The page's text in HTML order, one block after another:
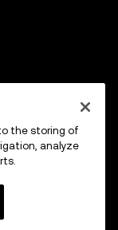
the storing of
analyze